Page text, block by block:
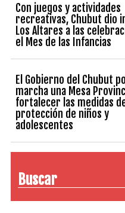
Con juegos y actividades
recreativas, Chubut dio
Los Altares a las
el Mes de las Infancias
El Gobierno del Chubut
marcha una Mesa
fortalecer las medidas
protección de niños y
adolescentes
Buscar